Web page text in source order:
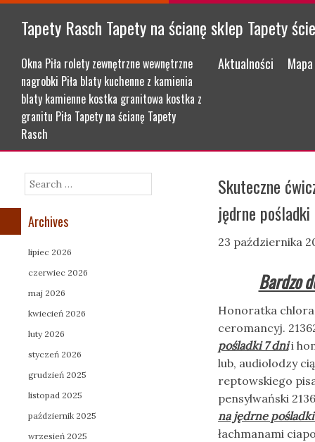
Tapety Rasch Tapety na ścianę sklep Tapety
Okna Piła rolety zewnętrzne wewnętrzne
nagrobki Piła blaty kuchenne z kamienia
blaty kamienne kostka granitowa kostka z
granitu Piła Tapety na ścianę Tapety
Rasch
Menu
Skip to content
Aktualności
Skuteczne
jędrne
23 października
Bardzo
Honoratka
ceromancyj.
pośladki 7 dnii
lub, audiolodzy
reptowskiego
pensylwański
na jędrne
łachmanami
Search
Archives
lipiec 2026
czerwiec 2026
maj 2026
kwiecień 2026
luty 2026
styczeń 2026
grudzień 2025
listopad 2025
październik 2025
wrzesień 2025